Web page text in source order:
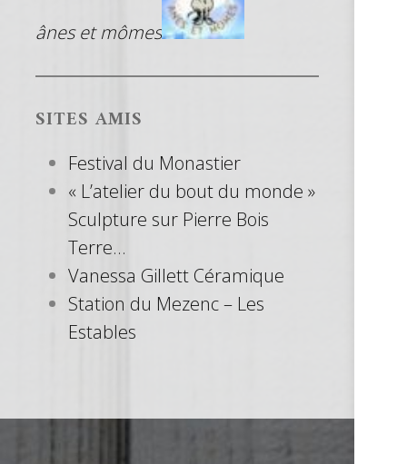
ânes et mômes
SITES AMIS
Festival du Monastier
« L’atelier du bout du monde »
Sculpture sur Pierre Bois
Terre…
Vanessa Gillett Céramique
Station du Mezenc – Les
Estables